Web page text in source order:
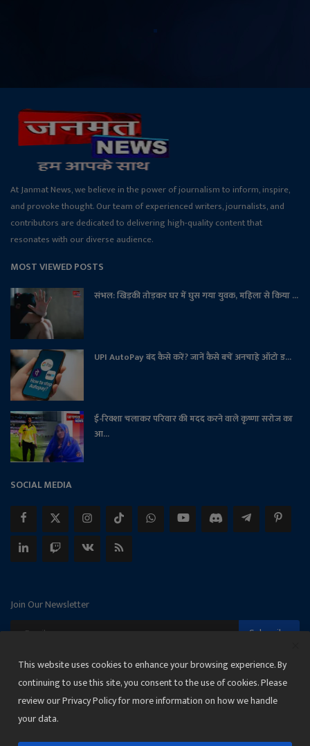
At Janmat News, we believe in the power of journalism to inform, inspire,
and provoke thought. Our team of experienced writers, journalists, and
contributors are dedicated to delivering high-quality content that
resonates with our diverse audience.
MOST VIEWED POSTS
संभल: खिड़की तोड़कर घर में घुस गया युवक, महिला से किया ...
UPI AutoPay बंद कैसे करें? जानें कैसे बचें अनचाहे ऑटो ड...
ई-रिक्शा चलाकर परिवार की मदद करने वाले कृष्णा सरोज का
आ...
SOCIAL MEDIA
Join Our Newsletter
Subscribe
Terms & Conditions
Privacy
This website uses cookies to enhance your browsing experience. By
continuing to use this site, you consent to the use of cookies. Please
review our Privacy Policy for more information on how we handle
your data.